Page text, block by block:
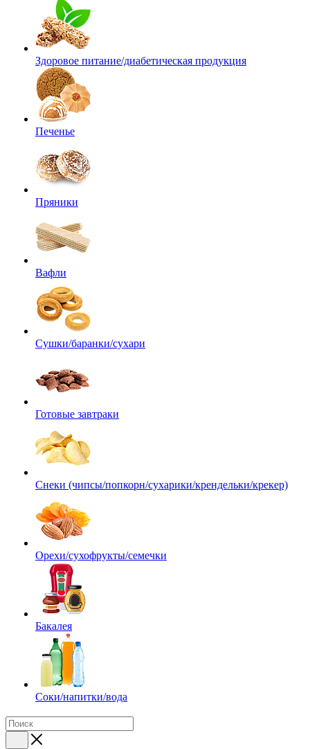
Здоровое питание/диабетическая продукция
Печенье
Пряники
Вафли
Сушки/баранки/сухари
Готовые завтраки
Снеки (чипсы/попкорн/сухарики/крендельки/крекер)
Орехи/сухофрукты/семечки
Бакалея
Соки/напитки/вода